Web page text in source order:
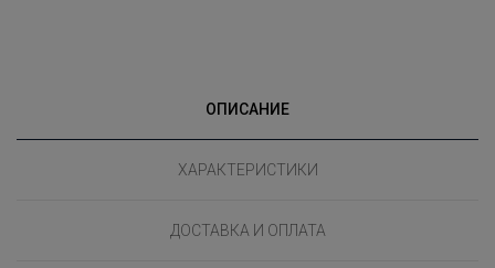
ОПИСАНИЕ
ХАРАКТЕРИСТИКИ
ДОСТАВКА И ОПЛАТА